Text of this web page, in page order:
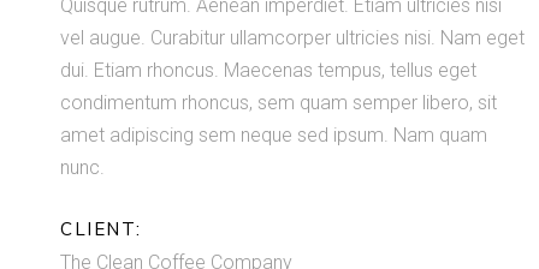
Quisque rutrum. Aenean imperdiet. Etiam ultricies nisi
vel augue. Curabitur ullamcorper ultricies nisi. Nam eget
dui. Etiam rhoncus. Maecenas tempus, tellus eget
condimentum rhoncus, sem quam semper libero, sit
amet adipiscing sem neque sed ipsum. Nam quam
nunc.
CLIENT:
The Clean Coffee Company